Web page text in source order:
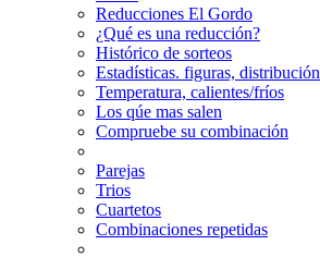
Reducciones El Gordo
¿Qué es una reducción?
Histórico de sorteos
Estadísticas. figuras, distribución
Temperatura, calientes/fríos
Los qúe mas salen
Compruebe su combinación
Parejas
Trios
Cuartetos
Combinaciones repetidas